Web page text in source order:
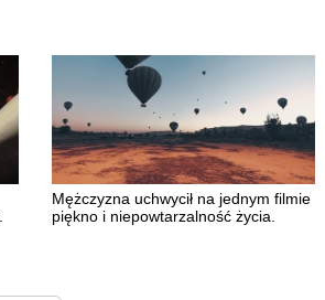
Mężczyzna uchwycił na jednym filmie
piękno i niepowtarzalność życia.